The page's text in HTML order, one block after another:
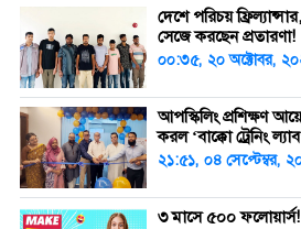
দেশে পরিচয়
সেজে করছেন প্রতারণা!
০০:৩৫, ২০ অক্টোবর,
আপস্কিলিং প্রশিক্ষণ
করল ‘বাক্কো ট্রেনিং
২১:৫১, ০৪ সেপ্টেম্বর,
৩ মাসে ৫০০